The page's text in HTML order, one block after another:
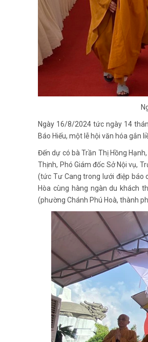
Ngày 16/8/2024 tức ngày 14
Báo Hiếu, một lễ hội văn hóa gắn
Đến dự có bà Trần Thị Hồng
Thịnh, Phó Giám đốc Sở Nội vụ,
(tức Tư Cang trong lưới điệp báo
Hòa cùng hàng ngàn du khách
(phường Chánh Phú Hoà, thành